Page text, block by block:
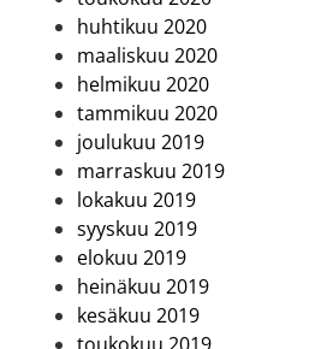
huhtikuu 2020
maaliskuu 2020
helmikuu 2020
tammikuu 2020
joulukuu 2019
marraskuu 2019
lokakuu 2019
syyskuu 2019
elokuu 2019
heinäkuu 2019
kesäkuu 2019